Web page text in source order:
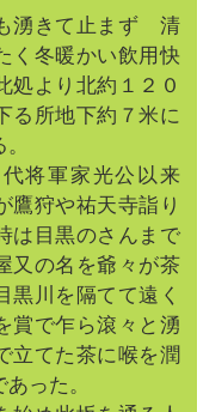
湧きて止まず 清
く冬暖かい飲用快
処より北約１２０
る所地下約７米に
将軍家光公以来
鷹狩や祐天寺詣り
は目黒のさんまで
又の名を爺々が茶
黒川を隔てて遠く
賞で乍ら滾々と湧
立てた茶に喉を潤
った。